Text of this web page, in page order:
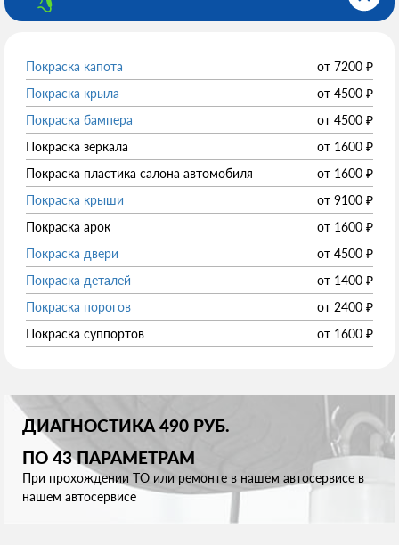
Покраска капота от 7200 ₽
Покраска крыла
от 4500 ₽
Покраска бампера
от 4500 ₽
Покраска зеркала
от 1600 ₽
Покраска пластика салона автомобиля
от 1600 ₽
Покраска крыши
от 9100 ₽
Покраска арок
от 1600 ₽
Покраска двери
от 4500 ₽
Покраска деталей
от 1400 ₽
Покраска порогов
от 2400 ₽
Покраска суппортов
от 1600 ₽
ДИАГНОСТИКА 490 РУБ.
ПО 43 ПАРАМЕТРАМ
При прохождении ТО или ремонте в нашем автосервисе в
нашем автосервисе